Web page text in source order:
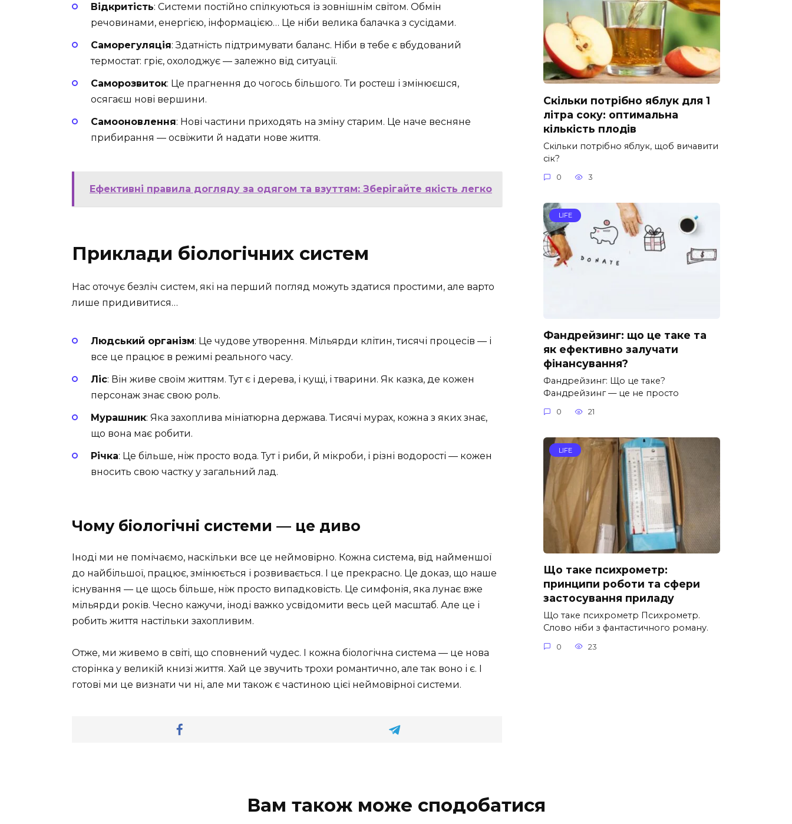
Відкритість: Системи постійно спілкуються із зовнішнім світом. Обмін
речовинами, енергією, інформацією… Це ніби велика балачка з сусідами.
Саморегуляція: Здатність підтримувати баланс. Ніби в тебе є вбудований
термостат: гріє, охолоджує — залежно від ситуації.
Саморозвиток: Це прагнення до чогось більшого. Ти ростеш і змінюєшся,
осягаєш нові вершини.
Самооновлення: Нові частини приходять на зміну старим. Це наче весняне
прибирання — освіжити й надати нове життя.
Ефективні правила догляду за одягом та взуттям: Зберігайте якість легко
Приклади біологічних систем
Нас оточує безліч систем, які на перший погляд можуть здатися простими, але варто
лише придивитися…
Людський організм: Це чудове утворення. Мільярди клітин, тисячі процесів — і
все це працює в режимі реального часу.
Ліс: Він живе своїм життям. Тут є і дерева, і кущі, і тварини. Як казка, де кожен
персонаж знає свою роль.
Мурашник: Яка захоплива мініатюрна держава. Тисячі мурах, кожна з яких знає,
що вона має робити.
Річка: Це більше, ніж просто вода. Тут і риби, й мікроби, і різні водорості — кожен
вносить свою частку у загальний лад.
Чому біологічні системи — це диво
Іноді ми не помічаємо, наскільки все це неймовірно. Кожна система, від найменшої
до найбільшої, працює, змінюється і розвивається. І це прекрасно. Це доказ, що наше
існування — це щось більше, ніж просто випадковість. Це симфонія, яка лунає вже
мільярди років. Чесно кажучи, іноді важко усвідомити весь цей масштаб. Але це і
робить життя настільки захопливим.
Отже, ми живемо в світі, що сповнений чудес. І кожна біологічна система — це нова
сторінка у великій книзі життя. Хай це звучить трохи романтично, але так воно і є. І
готові ми це визнати чи ні, але ми також є частиною цієї неймовірної системи.
Скільки потрібно яблук для 1
літра соку: оптимальна
кількість плодів
Скільки потрібно яблук, щоб вичавити
сік?
0 3
LIFE
Фандрейзинг: що це таке та
як ефективно залучати
фінансування?
Фандрейзинг: Що це таке?
Фандрейзинг — це не просто
0 21
LIFE
Що таке психрометр:
принципи роботи та сфери
застосування приладу
Що таке психрометр Психрометр.
Слово ніби з фантастичного роману.
0 23
Вам також може сподобатися